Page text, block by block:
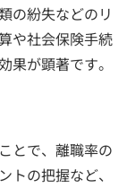
の紛失などのリ
や社会保険手続
果が顕著です。
とで、離職率の
トの把握など、